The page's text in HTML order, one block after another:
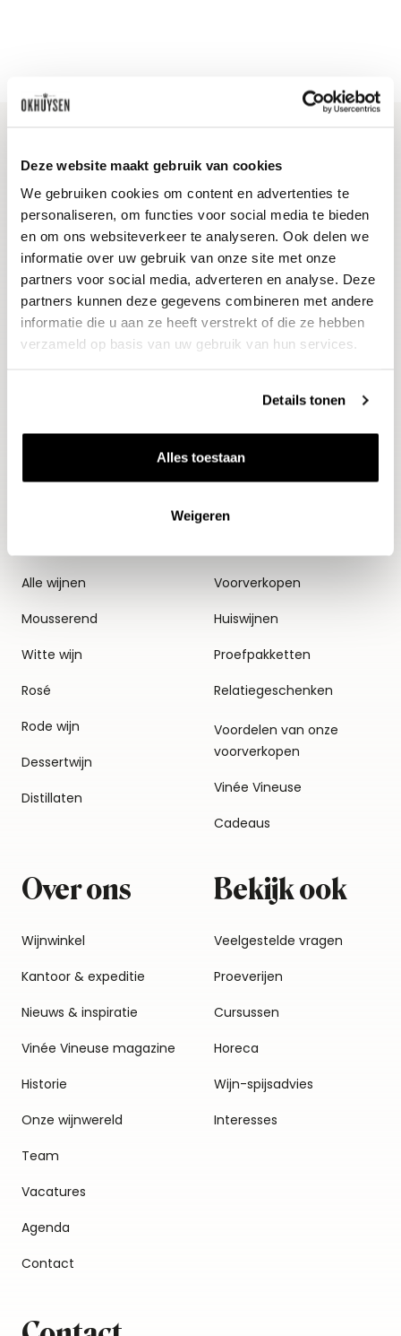
Deze website maakt gebruik van cookies
We gebruiken cookies om content en advertenties te
personaliseren, om functies voor social media te bieden
en om ons websiteverkeer te analyseren. Ook delen we
informatie over uw gebruik van onze site met onze
partners voor social media, adverteren en analyse. Deze
partners kunnen deze gegevens combineren met andere
informatie die u aan ze heeft verstrekt of die ze hebben
verzameld op basis van uw gebruik van hun services.
Details tonen
Alles toestaan
Weigeren
Blijf op de hoogte
Ontvang het laatste wijnnieuws, proeverijen en
evenementen
E-mailadres
Aanmelden
Alle wijnen
Mousserend
Witte wijn
Rosé
Rode wijn
Dessertwijn
Distillaten
Thema's
Voorverkopen
Huiswijnen
Proefpakketten
Relatiegeschenken
Voordelen van onze
voorverkopen
Vinée Vineuse
Cadeaus
Over ons
Wijnwinkel
Kantoor & expeditie
Nieuws & inspiratie
Vinée Vineuse magazine
Historie
Onze wijnwereld
Team
Vacatures
Agenda
Contact
Bekijk ook
Veelgestelde vragen
Proeverijen
Cursussen
Horeca
Wijn-spijsadvies
Interesses